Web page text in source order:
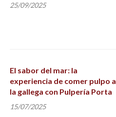
25/09/2025
El sabor del mar: la
experiencia de comer pulpo a
la gallega con Pulpería Porta
15/07/2025